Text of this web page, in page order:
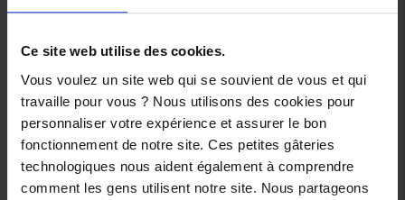
Ce site web utilise des cookies.
Vous voulez un site web qui se souvient de vous et qui
travaille pour vous ? Nous utilisons des cookies pour
personnaliser votre expérience et assurer le bon
fonctionnement de notre site. Ces petites gâteries
technologiques nous aident également à comprendre
comment les gens utilisent notre site. Nous partageons
Replica Team Red Bull
34,98 €
3/4 Ans 5/6 Ans
11/12 Ans